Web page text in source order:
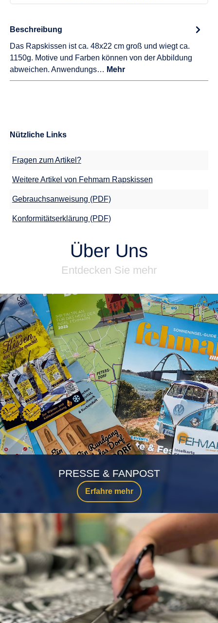
Beschreibung
Das Rapskissen ist ca. 48x22 cm groß und wiegt ca.
1150g. Motive und Farben können von der Abbildung
abweichen. Anwendungs… Mehr
Nützliche Links
Fragen zum Artikel?
Weitere Artikel von Fehmarn Rapskissen
Gebrauchsanweisung (PDF)
Konformitätserklärung (PDF)
Über Uns
Entdecken Sie mehr
Erfahre mehr
PRESSE & FANPOST